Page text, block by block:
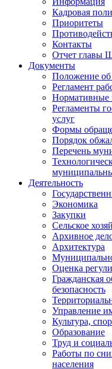
Кадровая
Приоритеты
Контакты
Отчет главы
Документы
Положение
Регламент
Нормативные
Регламенты
услуг
Формы
Порядок
Перечень
Деятельность
Экономика
Закупки
Сельское
Архивное
Архитектура
Оценка
Гражданская
безопасность
Управление
Культура,
Образование
Труд и
Работы по
населения